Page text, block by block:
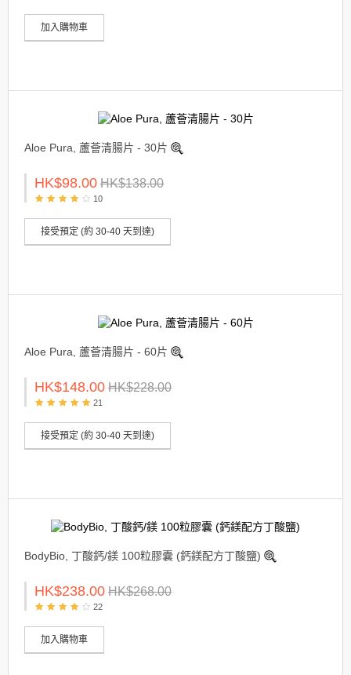
加入購物車
Aloe Pura, 蘆薈清腸片 - 30片
HK$98.00 HK$138.00
10
接受預定 (約 30-40 天到達)
Aloe Pura, 蘆薈清腸片 - 60片
HK$148.00 HK$228.00
21
接受預定 (約 30-40 天到達)
BodyBio, 丁酸鈣/鎂 100粒膠囊 (鈣鎂配方丁酸鹽)
HK$238.00 HK$268.00
22
加入購物車